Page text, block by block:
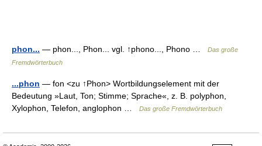
phon... — phon..., Phon... vgl. ↑phono..., Phono …
Das große
Fremdwörterbuch
...phon — fon <zu ↑Phon> Wortbildungselement mit der
Bedeutung »Laut, Ton; Stimme; Sprache«, z. B. polyphon,
Xylophon, Telefon, anglophon …
Das große Fremdwörterbuch